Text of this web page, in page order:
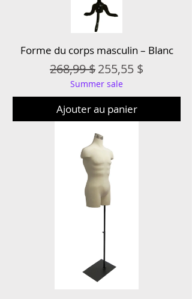
Forme du corps masculin – Blanc
Prix original
268,99 $Prix promotionnel
255,55 $
Summer sale
Ajouter au panier